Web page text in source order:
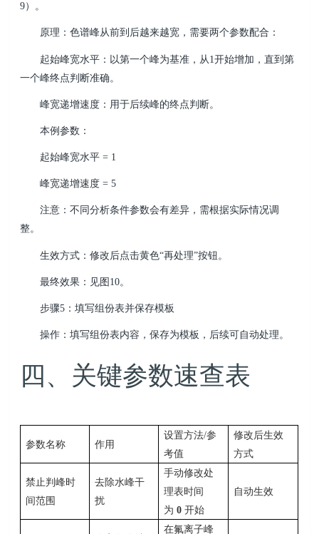
9）。
原理：色谱峰从前到后越来越宽，需要两个参数配合：
起始峰宽水平：以第一个峰为基准，从1开始增加，直到第
一个峰终点判断准确。
峰宽递增速度：用于后续峰的终点判断。
本例参数：
起始峰宽水平 = 1
峰宽递增速度 = 5
注意：不同分析条件参数会有差异，需根据实际情况调
整。
生效方式：修改后点击黄色“再处理”按钮。
最终效果：见图10。
步骤5：填写组份表并保存模板
操作：填写组份表内容，保存为模板，后续可自动处理。
四、关键参数速查表
参数名称 作用
设置方法/参
考值
修改后生效
方式
禁止判峰时
间范围
去除水峰干
扰
手动修改处
理表时间
为0 开始
自动生效
在氟离子峰